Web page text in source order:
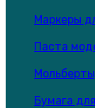
Маркеры
Паста
Бумага